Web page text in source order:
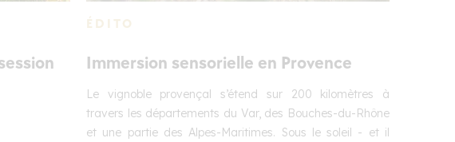
ÉDITO
Immersion sensorielle en Provence
Le vignoble provençal s’étend sur 200 kilomètres à
travers les départements du Var, des Bouches-du-Rhône
et une partie des Alpes-Maritimes. Sous le soleil - et il